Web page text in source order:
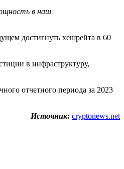
в наш
достигнуть хешрейта в 60
в инфраструктуру,
отчетного периода за 2023
Источник: cryptonews.net